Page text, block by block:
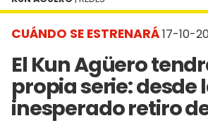
CUÁNDO SE ESTRENARÁ17-10-
El Kun Agüero
propia serie: desde
inesperado retiro